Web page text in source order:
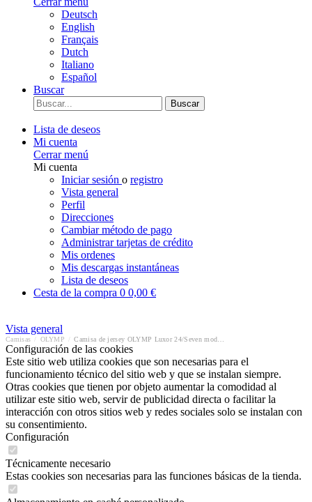
Deutsch
English
Français
Dutch
Italiano
Español
Buscar
Buscar
Lista de deseos
Mi cuenta
Cerrar menú
Mi cuenta
Iniciar sesión o registro
Vista general
Perfil
Direcciones
Cambiar método de pago
Administrar tarjetas de crédito
Mis ordenes
Mis descargas instantáneas
Lista de deseos
Cesta de la compra 0 0,00 €
Vista general
Camisas OLYMP
Configuración de las cookies
Este sitio web utiliza cookies que son necesarias para el
funcionamiento técnico del sitio web y que se instalan siempre.
Otras cookies que tienen por objeto aumentar la comodidad al
utilizar este sitio web, servir de publicidad directa o facilitar la
interacción con otros sitios web y redes sociales solo se instalan con
su consentimiento.
Configuración
Técnicamente necesario
Estas cookies son necesarias para las funciones básicas de la tienda.